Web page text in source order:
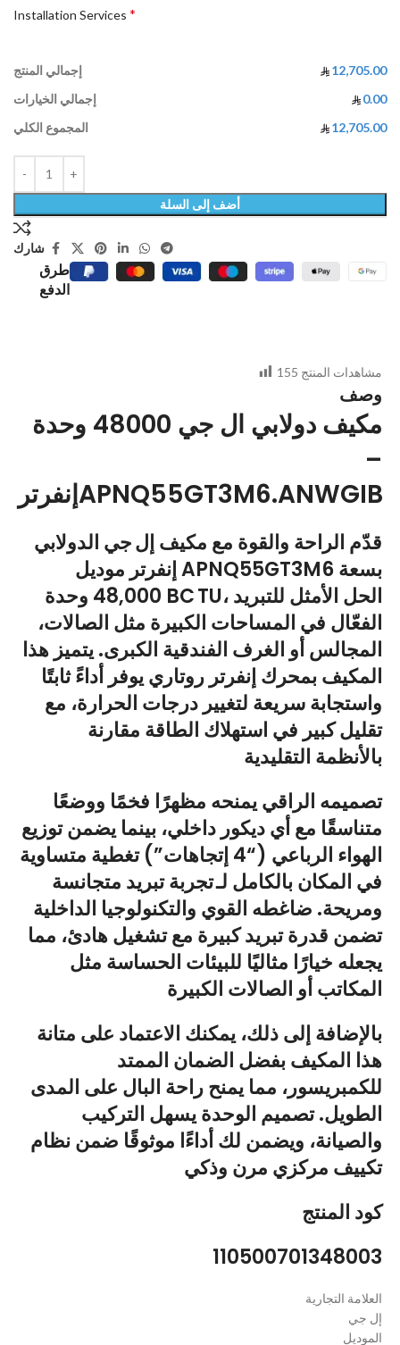
Installation Services *
إجمالي المنتج
12,705.00
إجمالي الخيارات
0.00
المجموع الكلي
12,705.00
أضف إلى السلة
شارك
طرق
الدفع
مشاهدات المنتج 155
وصف
مكيف دولابي ال جي 48000 وحدة
–
إنفرترAPNQ55GT3M6.ANWGIB
قدّم الراحة والقوة مع مكيف إل جي الدولابي
إنفرتر موديل APNQ55GT3M6 بسعة
48,000 وحدة BC TU، الحل الأمثل للتبريد
الفعّال في المساحات الكبيرة مثل الصالات،
المجالس أو الغرف الفندقية الكبرى. يتميز هذا
المكيف بمحرك إنفرتر روتاري يوفر أداءً ثابتًا
واستجابة سريعة لتغيير درجات الحرارة، مع
تقليل كبير في استهلاك الطاقة مقارنة
بالأنظمة التقليدية
تصميمه الراقي يمنحه مظهرًا فخمًا ووضعًا
متناسقًا مع أي ديكور داخلي، بينما يضمن توزيع
الهواء الرباعي (“4 إتجاهات”) تغطية متساوية
في المكان بالكامل لـ تجربة تبريد متجانسة
ومريحة. ضاغطه القوي والتكنولوجيا الداخلية
تضمن قدرة تبريد كبيرة مع تشغيل هادئ، مما
يجعله خيارًا مثاليًا للبيئات الحساسة مثل
المكاتب أو الصالات الكبيرة
بالإضافة إلى ذلك، يمكنك الاعتماد على متانة
هذا المكيف بفضل الضمان الممتد
للكمبريسور، مما يمنح راحة البال على المدى
الطويل. تصميم الوحدة يسهل التركيب
والصيانة، ويضمن لك أداءًا موثوقًا ضمن نظام
تكييف مركزي مرن وذكي
كود المنتج
110500701348003
العلامة التجارية
إل جي
الموديل